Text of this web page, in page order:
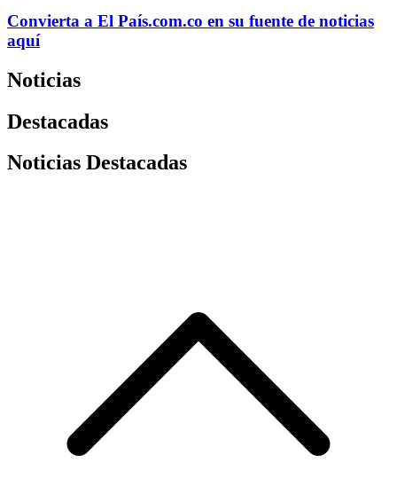
Convierta a El País.com.co en su fuente de noticias
aquí
Noticias
Destacadas
Noticias Destacadas